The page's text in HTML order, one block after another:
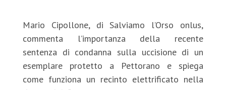
Mario Cipollone, di Salviamo l’Orso onlus,
commenta l’importanza della recente
sentenza di condanna sulla uccisione di un
esemplare protetto a Pettorano e spiega
come funziona un recinto elettrificato nella